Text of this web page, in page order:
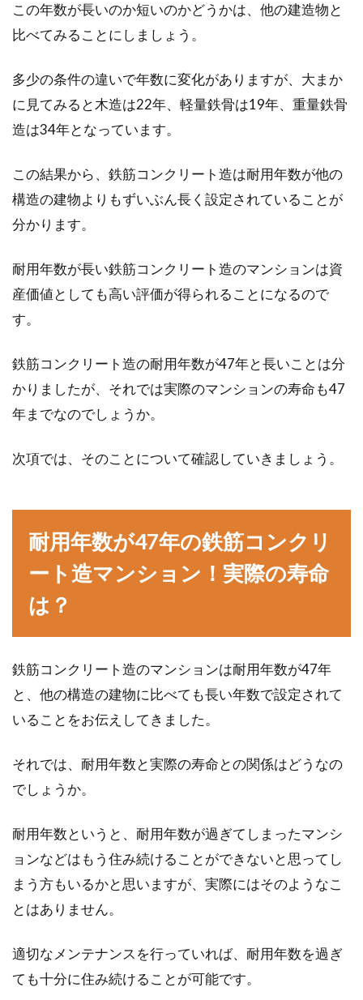
マイホームの間取り事情！「成功
例」と「失敗例」をチェック
家づくりは、計画性が大事です。もし、注文住
宅でマイホームを建てるなら、間取りはとこと
んこどわ...
モルタル壁に穴をあけたい！自分で
モルタル壁は味わい深く、ナチュラルな仕上が
りになるため「マイホームの外壁に取り入れた
施工がしやすいモルタルでDIY！床
をおしゃれにしてみよう！
に使用する方が増えています。施工がしやすい
窓用エアコンの利点・掃除の仕方・
業者を選択するコツは？
そうではない場合...
に！その方法や例をご紹介
「ほとんど使わない窓をどうにかしたい」など
対処とTOTOの高い信頼性
生活の中で水回りの設備は、とても大切な役割
この年数が長いのか短いのかどうかは、他の建造物と
比べてみることにしましょう。
多少の条件の違いで年数に変化がありますが、大まか
に見てみると木造は22年、軽量鉄骨は19年、重量鉄骨
造は34年となっています。
この結果から、鉄筋コンクリート造は耐用年数が他の
構造の建物よりもずいぶん長く設定されていることが
分かります。
耐用年数が長い鉄筋コンクリート造のマンションは資
産価値としても高い評価が得られることになるので
す。
鉄筋コンクリート造の耐用年数が47年と長いことは分
かりましたが、それでは実際のマンションの寿命も47
年までなのでしょうか。
次項では、そのことについて確認していきましょう。
耐用年数が47年の鉄筋コンクリ
ート造マンション！実際の寿命
は？
鉄筋コンクリート造のマンションは耐用年数が47年
と、他の構造の建物に比べても長い年数で設定されて
いることをお伝えしてきました。
それでは、耐用年数と実際の寿命との関係はどうなの
でしょうか。
耐用年数というと、耐用年数が過ぎてしまったマンシ
ョンなどはもう住み続けることができないと思ってし
まう方もいるかと思いますが、実際にはそのようなこ
とはありません。
適切なメンテナンスを行っていれば、耐用年数を過ぎ
ても十分に住み続けることが可能です。